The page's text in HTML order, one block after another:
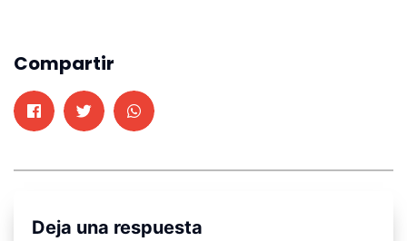
Compartir
Deja una respuesta